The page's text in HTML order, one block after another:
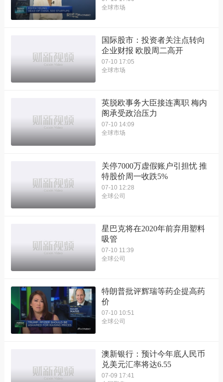
全球市场
国际股市：投资者关注点转向
企业财报 欧股周二高开
07-10 17:05
全球市场
英脱欧事务大臣接连离职 梅内
阁承受政治压力
07-10 14:09
全球市场
关停7000万虚假账户引担忧 推
特股价周一收跌5%
07-10 12:28
全球公司
星巴克将在2020年前弃用塑料
吸管
07-10 11:39
全球公司
特朗普批评辉瑞等药企提高药
价
07-10 10:51
全球公司
澳新银行：预计今年底人民币
兑美元汇率将达6.55
07-09 17:41